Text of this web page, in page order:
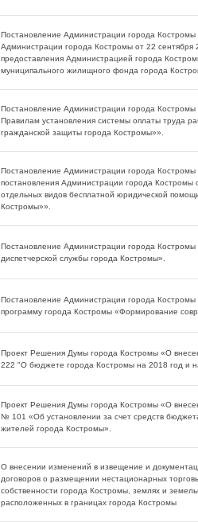
Постановление Администрации города
Администрации города Костромы от 22
предоставления Администрацией города
муниципального жилищного фонда города
Постановление Администрации города
Правилам установления системы оплаты труда
гражданской защиты города Костромы»».
Постановление Администрации города
постановления Администрации города
отдельных видов бесплатной юридической
Костромы»».
Постановление Администрации города
диспетчерской службы города Костромы».
Постановление Администрации города
программу города Костромы «Формирование
Проект Решения Думы города Костромы «О
222 "О бюджете города Костромы на 2018 год и
Проект Решения Думы города Костромы «О
№ 101 «Об установлении за счет средств
жителей города Костромы».
О внесении изменений в извещение и
договоров о размещении нестационарных
собственности города Костромы, землях и
расположенных в границах города Костромы